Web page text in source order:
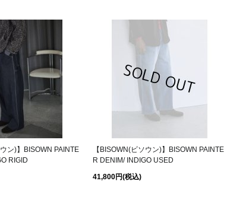
ン)】BISOWN PAINTE
RIGID
【BISOWN(ビソウン)】BISOWN PAINTE
R DENIM/ INDIGO USED
41,800円(税込)